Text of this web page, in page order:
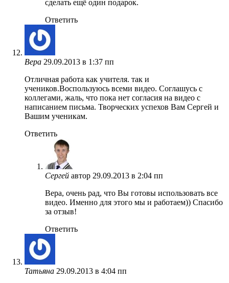
сделать ещё один подарок.
Ответить
Вера 29.09.2013 в 1:37 пп
Отличная работа как учителя. так и
учеников.Воспользуюсь всеми видео. Соглашусь с
коллегами, жаль, что пока нет согласия на видео с
написанием письма. Творческих успехов Вам Сергей и
Вашим ученикам.
Ответить
Сергей автор 29.09.2013 в 2:04 пп
Вера, очень рад, что Вы готовы использовать все
видео. Именно для этого мы и работаем)) Спасибо
за отзыв!
Ответить
Татьяна 29.09.2013 в 4:04 пп